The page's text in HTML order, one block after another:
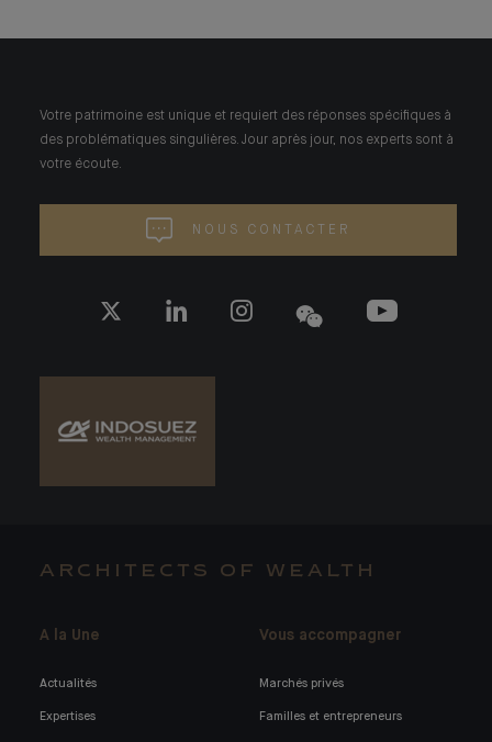
Votre patrimoine est unique et requiert des réponses spécifiques à
des problématiques singulières. Jour après jour, nos experts sont à
votre écoute.
NOUS CONTACTER
ARCHITECTS OF WEALTH
A la Une
Actualités
Expertises
Vous accompagner
Marchés privés
Familles et entrepreneurs